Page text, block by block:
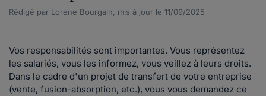
Rédigé par Lorène Bourgain, mis à jour le 11/09/2025
Vos responsabilités sont importantes. Vous représentez
les salariés, vous les informez, vous veillez à leurs droits.
Dans le cadre d'un projet de transfert de votre entreprise
(vente, fusion-absorption, etc.), vous vous demandez ce